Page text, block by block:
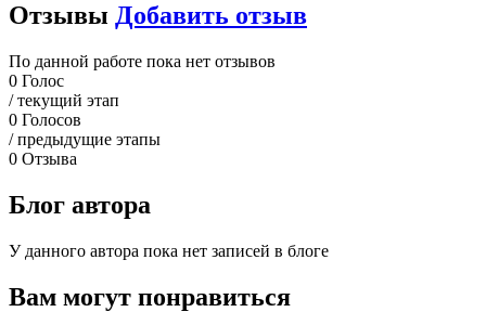
Отзывы Добавить отзыв
По данной работе пока нет отзывов
0 Голос
/ текущий этап
0 Голосов
/ предыдущие этапы
0 Отзыва
Блог автора
У данного автора пока нет записей в блоге
Вам могут понравиться